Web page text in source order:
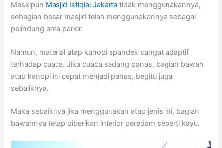
Meskipun Masjid Istiqlal Jakarta tidak menggunakannya,
sebagian besar masjid telah menggunakannya sebagai
pelindung area parkir.
Namun, material atap kanopi spandek sangat adaptif
terhadap cuaca. Jika cuaca sedang panas, bagian bawah
atap kanopi ini cepat menjadi panas, begitu juga
sebaliknya.
Maka sebaiknya jika menggunakan atap jenis ini, bagian
bawahnya tetap diberikan interior peredam seperti kayu.